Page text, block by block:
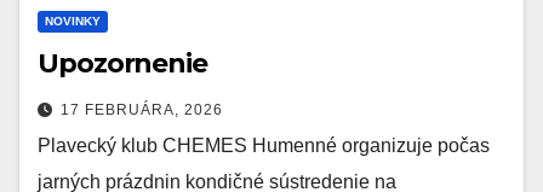
NOVINKY
Upozornenie
17 FEBRUÁRA, 2026
Plavecký klub CHEMES Humenné organizuje počas
jarných prázdnin kondičné sústredenie na